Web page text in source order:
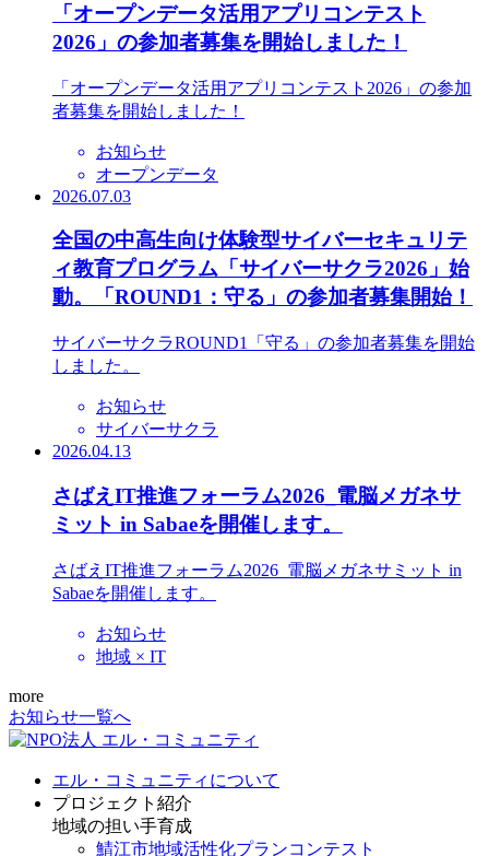
「オープンデータ活用アプリコンテスト
2026」の参加者募集を開始しました！
「オープンデータ活用アプリコンテスト2026」の参加
者募集を開始しました！
お知らせ
オープンデータ
2026.07.03
全国の中高生向け体験型サイバーセキュリテ
ィ教育プログラム「サイバーサクラ2026」始
動。「ROUND1：守る」の参加者募集開始！
サイバーサクラROUND1「守る」の参加者募集を開始
しました。
お知らせ
サイバーサクラ
2026.04.13
さばえIT推進フォーラム2026_電脳メガネサ
ミット in Sabaeを開催します。
さばえIT推進フォーラム2026_電脳メガネサミット in
Sabaeを開催します。
お知らせ
地域 × IT
more
お知らせ一覧へ
エル・コミュニティについて
プロジェクト紹介
地域の担い手育成
鯖江市地域活性化プランコンテスト